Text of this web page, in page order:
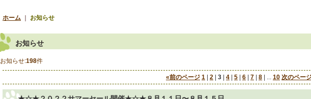
ホーム お知らせ
お知らせ
お知らせ:198件
«前のページ 1 2 3 4 5 6 7 8 ... 10 次のペー